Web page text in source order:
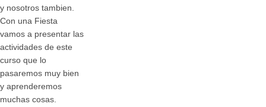
y nosotros tambien.
Con una Fiesta
vamos a presentar las
actividades de este
curso que lo
pasaremos muy bien
y aprenderemos
muchas cosas.